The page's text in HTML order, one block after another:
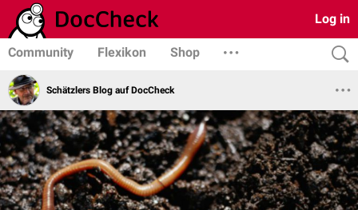
Log in
Community Flexikon Shop
Schätzlers Blog auf DocCheck